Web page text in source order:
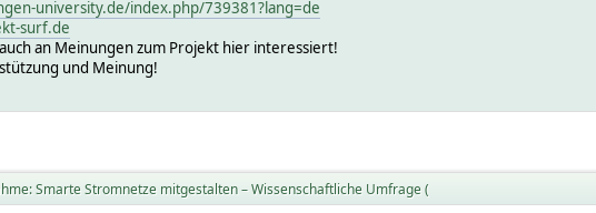
university.de/index.php/739381?lang=de
surf.de
an Meinungen zum Projekt hier interessiert!
und Meinung!
Smarte Stromnetze mitgestalten – Wissenschaftliche Umfrage (